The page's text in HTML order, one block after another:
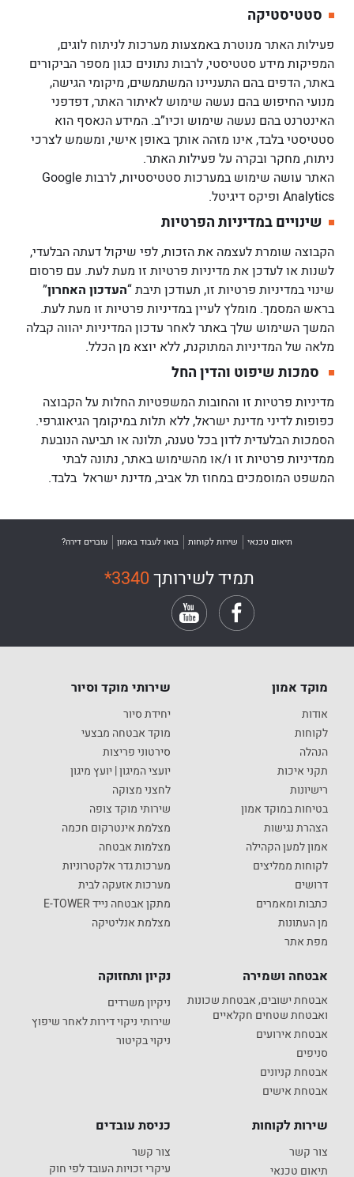
סטטיסטיקה
פעילות האתר מנוטרת באמצעות מערכות לניתוח לוגים,
המפיקות מידע סטטיסטי, לרבות נתונים כגון מספר הביקורים
באתר, הדפים בהם התעניינו המשתמשים, מיקומי הגישה,
מנועי החיפוש בהם נעשה שימוש לאיתור האתר, דפדפני
האינטרנט בהם נעשה שימוש וכיו”ב. המידע הנאסף הוא
סטטיסטי בלבד, אינו מזהה אותך באופן אישי, ומשמש לצרכי
ניתוח, מחקר ובקרה על פעילות האתר.
האתר עושה שימוש במערכות סטטיסטיות, לרבות Google
Analytics ופיקס דיגיטל.
שינויים במדיניות הפרטיות
הקבוצה שומרת לעצמה את הזכות, לפי שיקול דעתה הבלעדי,
לשנות או לעדכן את מדיניות פרטיות זו מעת לעת. עם פרסום
שינוי במדיניות פרטיות זו, תעודכן תיבת “העדכון האחרון”
בראש המסמך. מומלץ לעיין במדיניות פרטיות זו מעת לעת.
המשך השימוש שלך באתר לאחר עדכון המדיניות יהווה קבלה
מלאה של המדיניות המתוקנת, ללא יוצא מן הכלל.
סמכות שיפוט והדין החל
מדיניות פרטיות זו והחובות המשפטיות החלות על הקבוצה
כפופות לדיני מדינת ישראל, ללא תלות במיקומך הגיאוגרפי.
הסמכות הבלעדית לדון בכל טענה, תלונה או תביעה הנובעת
ממדיניות פרטיות זו ו/או מהשימוש באתר, נתונה לבתי
המשפט המוסמכים במחוז תל אביב, מדינת ישראל בלבד.
תיאום טכנאי שירות לקוחות בואו לעבוד באמון עוברים דירה?
תמיד לשירותך*3340
מוקד אמון
אודות
לקוחות
הנהלה
תקני איכות
רישיונות
בטיחות במוקד אמון
הצהרת נגישות
אמון למען הקהילה
לקוחות ממליצים
דרושים
כתבות ומאמרים
מן העתונות
מפת אתר
שירותי מוקד וסיור
יחידת סיור
מוקד אבטחה מבצעי
סירטוני פריצות
יועצי המיגון | יועץ מיגון
לחצני מצוקה
שירותי מוקד צופה
מצלמת אינטרקום חכמה
מצלמות אבטחה
מערכות גדר אלקטרוניות
מערכות אזעקה לבית
מתקן אבטחה נייד E-TOWER
מצלמת אנליטיקה
אבטחה ושמירה
אבטחת ישובים, אבטחת שכונות
ואבטחת שטחים חקלאיים
אבטחת אירועים
סניפים
אבטחת קניונים
אבטחת אישים
נקיון ותחזוקה
ניקיון משרדים
שירותי ניקוי דירות לאחר שיפוץ
ניקוי בקיטור
שירות לקוחות
צור קשר
תיאום טכנאי
כניסת עובדים
צור קשר
עיקרי זכויות העובד לפי חוק